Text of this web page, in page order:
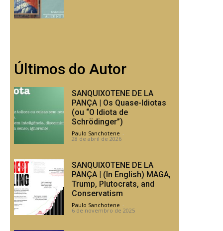
Últimos do Autor
SANQUIXOTENE DE LA
PANÇA | Os Quase-Idiotas
(ou “O Idiota de
Schrödinger”)
Paulo Sanchotene -
28 de abril de 2026
SANQUIXOTENE DE LA
PANÇA | (In English) MAGA,
Trump, Plutocrats, and
Conservatism
Paulo Sanchotene -
6 de novembro de 2025